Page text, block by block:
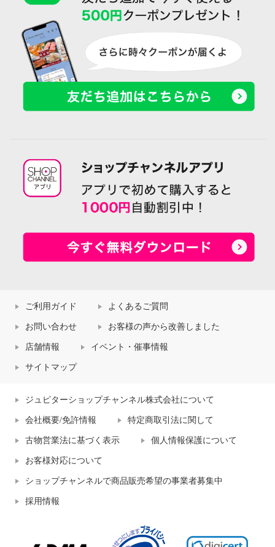
ご利用ガイド よくあるご質問
お問い合わせ お客様の声から改善しました
店舗情報 イベント・催事情報
サイトマップ
ジュピターショップチャンネル株式会社について
会社概要/免許情報 特定商取引法に関して
古物営業法に基づく表示 個人情報保護について
お客様対応について
ショップチャンネルで商品販売希望の事業者募集中
採用情報